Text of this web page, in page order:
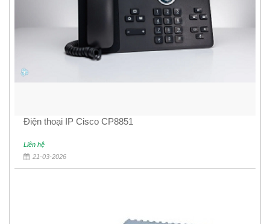
Điện thoại IP Cisco CP8851
Liên hệ
21-03-2026